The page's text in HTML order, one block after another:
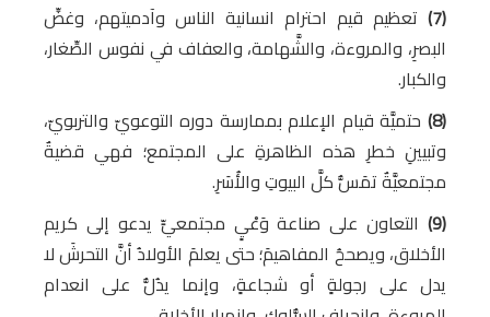
(7)
تعظيم قيم احترام انسانية الناس وآدميتهم، وغضِّ
البصرِ، والمروءة، والشَّهامة، والعفاف في نفوس الصِّغار،
والكبار.
(8)
حتميَّة قيام الإعلام بممارسة دوره التوعويّ والتربويّ،
وتبيينِ خطرِ هذه الظاهرةِ على المجتمع؛ فهي قضيةٌ
مجتمعيَّةٌ تمَسُّ كلَّ البيوتِ والأُسَرِ.
(9)
التعاون على صناعة وَعْيٍ مجتمعيٍّ يدعو إلى كريم
الأخلاق، ويصححُ المفاهيمَ؛ حتى يعلمَ الأولادُ أنَّ التحرشَ لا
يدل على رجولةٍ أو شجاعةٍ، وإنما يدُلُّ على انعدام